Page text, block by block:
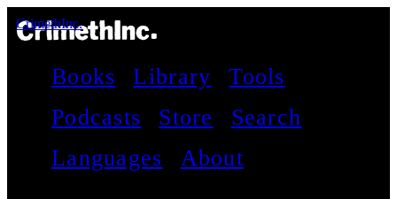
CrimethInc.
Books Library
Tools
Podcasts
Store
Search
Languages
About